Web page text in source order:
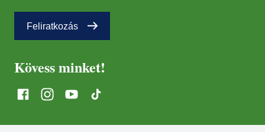
Feliratkozás
Kövess minket!